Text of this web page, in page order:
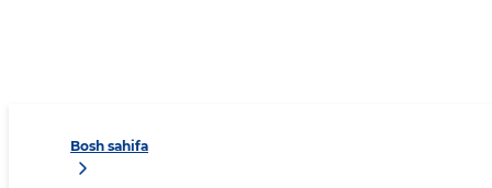
Bosh sahifa